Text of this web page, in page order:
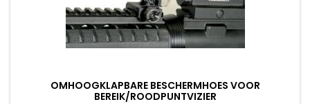
OMHOOGKLAPBARE BESCHERMHOES VOOR
BEREIK/ROODPUNTVIZIER